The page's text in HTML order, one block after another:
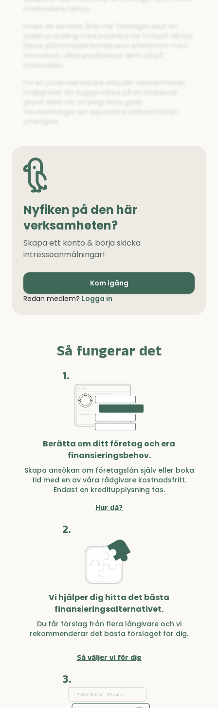
Nyfiken på den här
verksamheten?
Skapa ett konto & börja skicka
intresseanmälningar!
Kom igång
Redan medlem? Logga in
Så fungerar det
1.
Berätta om ditt företag och era
finansieringsbehov.
Skapa ansökan om företagslån själv eller boka
tid med en av våra rådgivare kostnadsfritt.
Endast en kreditupplysning tas.
Hur då?
2.
Vi hjälper dig hitta det bästa
finansieringsalternativet.
Du får förslag från flera långivare och vi
rekommenderar det bästa förslaget för dig.
Så väljer vi för dig
3.